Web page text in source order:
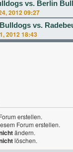
vs. Berlin
2012 09:27
vs.
2012 18:43
erstellen.
Forum erstellen.
ändern.
löschen.